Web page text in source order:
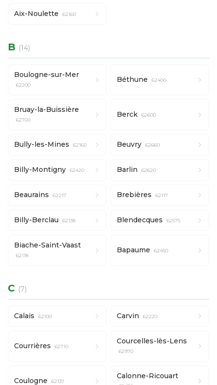
Aix-Noulette 62160
B (14)
Boulogne-sur-Mer
62200
Béthune 62400
Bruay-la-Buissière
62700
Berck 62600
Bully-les-Mines 62160 Beuvry 62660
Billy-Montigny 62420 Barlin 62620
Beaurains 62217 Brebières 62117
Billy-Berclau 62138 Blendecques 62575
Biache-Saint-Vaast
62118
Bapaume 62450
C (7)
Calais 62100 Carvin 62220
Courrières 62710
Courcelles-lès-Lens
62970
Coulogne 62137
Calonne-Ricouart